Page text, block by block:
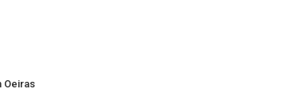
Oeiras